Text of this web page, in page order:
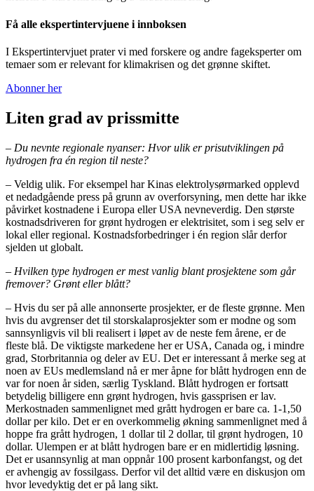
Få alle ekspertintervjuene i innboksen
I Ekspertintervjuet prater vi med forskere og andre fageksperter om
temaer som er relevant for klimakrisen og det grønne skiftet.
Abonner her
Liten grad av prissmitte
– Du nevnte regionale nyanser: Hvor ulik er prisutviklingen på
hydrogen fra én region til neste?
– Veldig ulik. For eksempel har Kinas elektrolysørmarked opplevd
et nedadgående press på grunn av overforsyning, men dette har ikke
påvirket kostnadene i Europa eller USA nevneverdig. Den største
kostnadsdriveren for grønt hydrogen er elektrisitet, som i seg selv er
lokal eller regional. Kostnadsforbedringer i én region slår derfor
sjelden ut globalt.
– Hvilken type hydrogen er mest vanlig blant prosjektene som går
fremover? Grønt eller blått?
– Hvis du ser på alle annonserte prosjekter, er de fleste grønne. Men
hvis du avgrenser det til storskalaprosjekter som er modne og som
sannsynligvis vil bli realisert i løpet av de neste fem årene, er de
fleste blå. De viktigste markedene her er USA, Canada og, i mindre
grad, Storbritannia og deler av EU. Det er interessant å merke seg at
noen av EUs medlemsland nå er mer åpne for blått hydrogen enn de
var for noen år siden, særlig Tyskland. Blått hydrogen er fortsatt
betydelig billigere enn grønt hydrogen, hvis gassprisen er lav.
Merkostnaden sammenlignet med grått hydrogen er bare ca. 1-1,50
dollar per kilo. Det er en overkommelig økning sammenlignet med å
hoppe fra grått hydrogen, 1 dollar til 2 dollar, til grønt hydrogen, 10
dollar. Ulempen er at blått hydrogen bare er en midlertidig løsning.
Det er usannsynlig at man oppnår 100 prosent karbonfangst, og det
er avhengig av fossilgass. Derfor vil det alltid være en diskusjon om
hvor levedyktig det er på lang sikt.